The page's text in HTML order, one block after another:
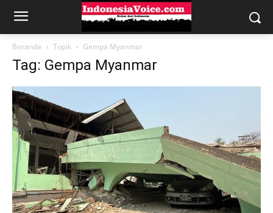
Beranda Topik Gempa Myanmar
Tag: Gempa Myanmar